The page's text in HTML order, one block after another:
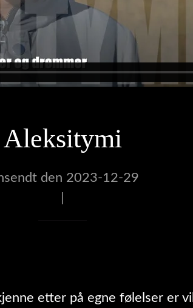
Aleksitymi
den 2023-12-29
etter på egne følelser er